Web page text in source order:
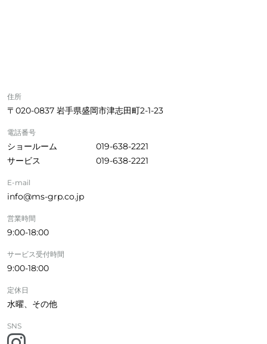
住所
〒020-0837 岩手県盛岡市津志田町2-1-23
電話番号
ショールーム
019-638-2221
サービス
019-638-2221
E-mail
info@ms-grp.co.jp
営業時間
9:00-18:00
サービス受付時間
9:00-18:00
定休日
水曜、その他
SNS